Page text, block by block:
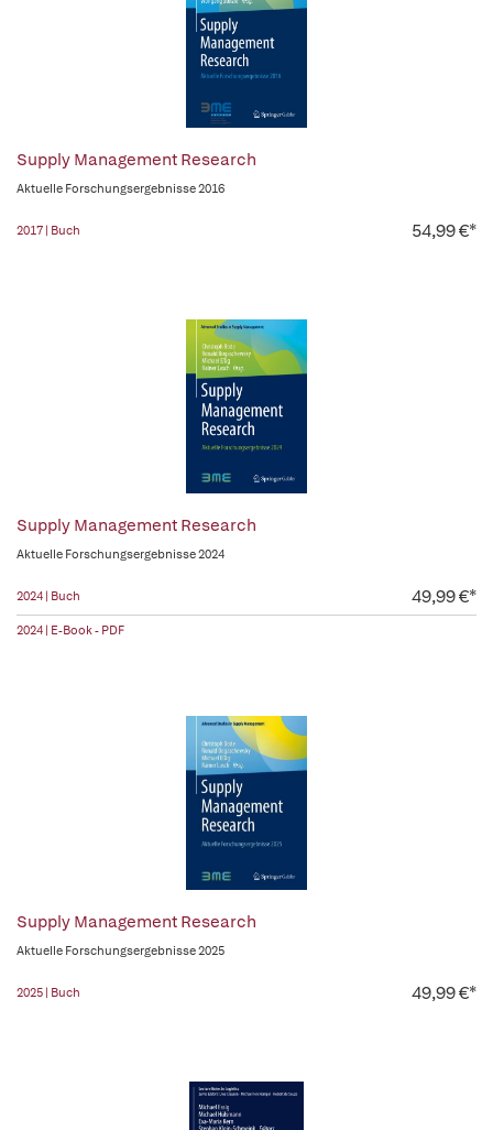
Supply Management Research
Aktuelle Forschungsergebnisse 2016
2017 | Buch 54,99 €*
Supply Management Research
Aktuelle Forschungsergebnisse 2024
2024 | Buch 49,99 €*
2024 | E-Book - PDF
Supply Management Research
Aktuelle Forschungsergebnisse 2025
2025 | Buch 49,99 €*